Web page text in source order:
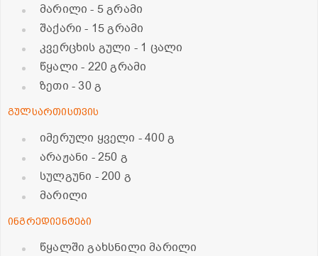
მარილი- 5 გრამი
შაქარი- 15 გრამი
კვერცხის გული - 1 ცალი
წყალი- 220 გრამი
ზეთი - 30 გ
გულსართისთვის
იმერული ყველი - 400 გ
არაჟანი - 250 გ
სულგუნი - 200 გ
მარილი
ინგრედიენტები
წყალში გახსნილი მარილი